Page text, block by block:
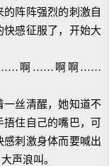
阵阵强烈的刺激自
快感征服了，开始大
啊……啊啊……
丝清醒，她知道不
捂住自己的嘴巴，可
刺激身体而要喊出
声浪叫。